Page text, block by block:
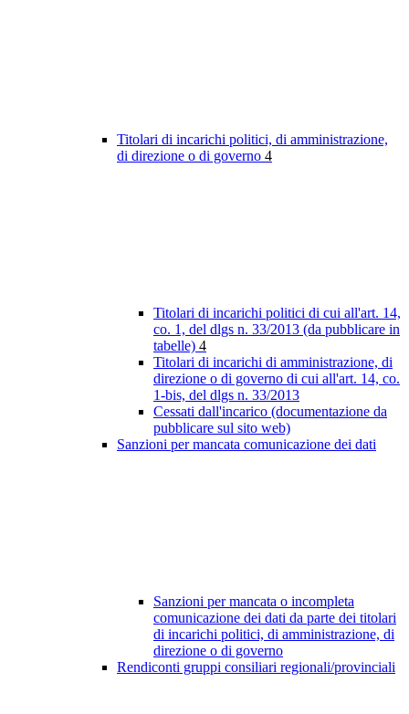
Titolari di incarichi politici, di amministrazione,
di direzione o di governo 4
Titolari di incarichi politici di cui all'art. 14,
co. 1, del dlgs n. 33/2013 (da pubblicare in
tabelle) 4
Titolari di incarichi di amministrazione, di
direzione o di governo di cui all'art. 14, co.
1-bis, del dlgs n. 33/2013
Cessati dall'incarico (documentazione da
pubblicare sul sito web)
Sanzioni per mancata comunicazione dei dati
Sanzioni per mancata o incompleta
comunicazione dei dati da parte dei titolari
di incarichi politici, di amministrazione, di
direzione o di governo
Rendiconti gruppi consiliari regionali/provinciali